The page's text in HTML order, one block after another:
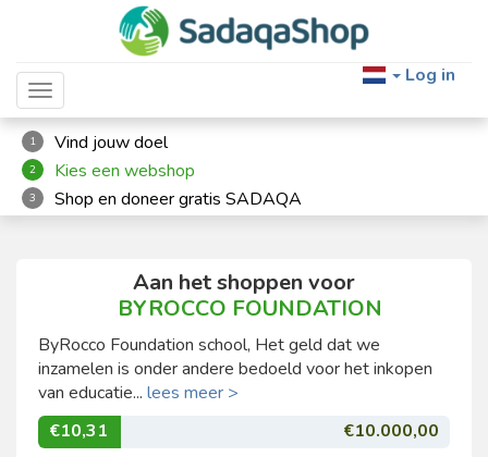
Toggle navigation
Log in
1 Vind jouw doel
2 Kies een webshop
3 Shop en doneer gratis SADAQA
Aan het shoppen voor
BYROCCO FOUNDATION
ByRocco Foundation school, Het geld dat we
inzamelen is onder andere bedoeld voor het inkopen
van educatie... lees meer >
€10,31
€10.000,00